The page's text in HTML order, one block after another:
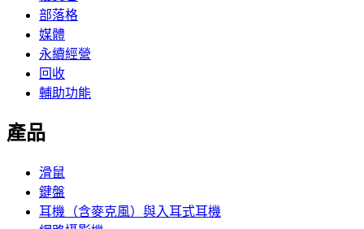
部落格
媒體
永續經營
回收
輔助功能
產品
滑鼠
鍵盤
耳機（含麥克風）與入耳式耳機